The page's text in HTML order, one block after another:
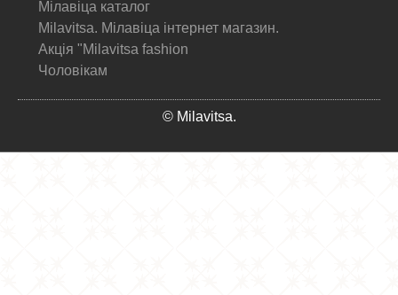
Мілавіца каталог
Milavitsa. Мілавіца інтернет магазин.
Акція "Milavitsa fashion
Чоловікам
© Milavitsa.